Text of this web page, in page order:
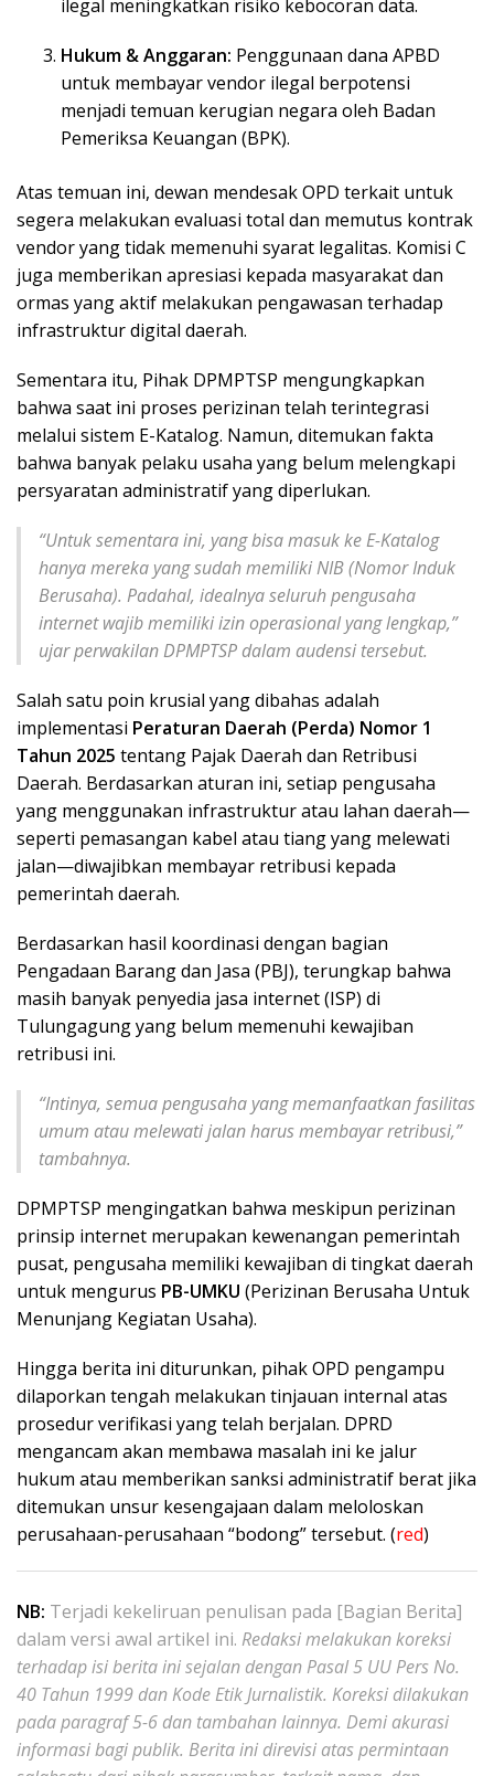
ilegal meningkatkan risiko kebocoran data.
Hukum & Anggaran: Penggunaan dana APBD
untuk membayar vendor ilegal berpotensi
menjadi temuan kerugian negara oleh Badan
Pemeriksa Keuangan (BPK).
Atas temuan ini, dewan mendesak OPD terkait untuk
segera melakukan evaluasi total dan memutus kontrak
vendor yang tidak memenuhi syarat legalitas. Komisi C
juga memberikan apresiasi kepada masyarakat dan
ormas yang aktif melakukan pengawasan terhadap
infrastruktur digital daerah.
Sementara itu, Pihak DPMPTSP mengungkapkan
bahwa saat ini proses perizinan telah terintegrasi
melalui sistem E-Katalog. Namun, ditemukan fakta
bahwa banyak pelaku usaha yang belum melengkapi
persyaratan administratif yang diperlukan.
“Untuk sementara ini, yang bisa masuk ke E-Katalog
hanya mereka yang sudah memiliki NIB (Nomor Induk
Berusaha). Padahal, idealnya seluruh pengusaha
internet wajib memiliki izin operasional yang lengkap,”
ujar perwakilan DPMPTSP dalam audensi tersebut.
Salah satu poin krusial yang dibahas adalah
implementasi Peraturan Daerah (Perda) Nomor 1
Tahun 2025 tentang Pajak Daerah dan Retribusi
Daerah. Berdasarkan aturan ini, setiap pengusaha
yang menggunakan infrastruktur atau lahan daerah—
seperti pemasangan kabel atau tiang yang melewati
jalan—diwajibkan membayar retribusi kepada
pemerintah daerah.
Berdasarkan hasil koordinasi dengan bagian
Pengadaan Barang dan Jasa (PBJ), terungkap bahwa
masih banyak penyedia jasa internet (ISP) di
Tulungagung yang belum memenuhi kewajiban
retribusi ini.
“Intinya, semua pengusaha yang memanfaatkan fasilitas
umum atau melewati jalan harus membayar retribusi,”
tambahnya.
DPMPTSP mengingatkan bahwa meskipun perizinan
prinsip internet merupakan kewenangan pemerintah
pusat, pengusaha memiliki kewajiban di tingkat daerah
untuk mengurus PB-UMKU (Perizinan Berusaha Untuk
Menunjang Kegiatan Usaha).
Hingga berita ini diturunkan, pihak OPD pengampu
dilaporkan tengah melakukan tinjauan internal atas
prosedur verifikasi yang telah berjalan. DPRD
mengancam akan membawa masalah ini ke jalur
hukum atau memberikan sanksi administratif berat jika
ditemukan unsur kesengajaan dalam meloloskan
perusahaan-perusahaan “bodong” tersebut. (red)
NB: Terjadi kekeliruan penulisan pada [Bagian Berita]
dalam versi awal artikel ini. Redaksi melakukan koreksi
terhadap isi berita ini sejalan dengan Pasal 5 UU Pers No.
40 Tahun 1999 dan Kode Etik Jurnalistik. Koreksi dilakukan
pada paragraf 5-6 dan tambahan lainnya. Demi akurasi
informasi bagi publik. Berita ini direvisi atas permintaan